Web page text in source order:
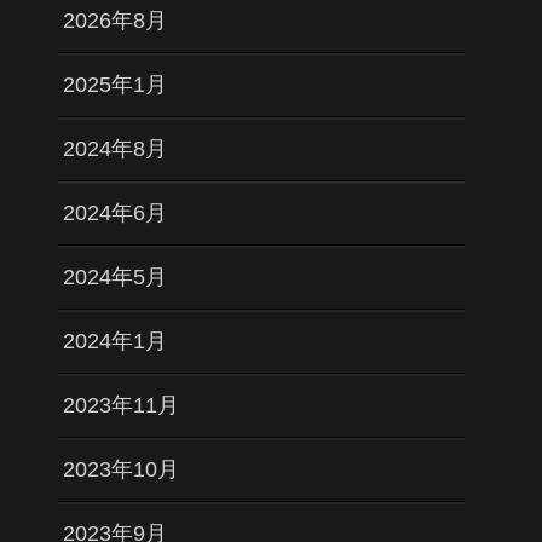
2026年8月
2025年1月
2024年8月
2024年6月
2024年5月
2024年1月
2023年11月
2023年10月
2023年9月